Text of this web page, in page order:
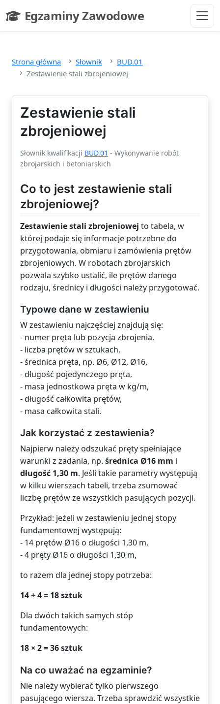
Egzaminy Zawodowe
- strona główna
Strona główna Słownik
BUD.01
Zestawienie stali zbrojeniowej
Zestawienie stali
zbrojeniowej
Słownik kwalifikacji BUD.01 - Wykonywanie robót
zbrojarskich i betoniarskich
Co to jest zestawienie stali
zbrojeniowej?
Zestawienie stali zbrojeniowej to tabela, w
której podaje się informacje potrzebne do
przygotowania, obmiaru i zamówienia prętów
zbrojeniowych. W robotach zbrojarskich
pozwala szybko ustalić, ile prętów danego
rodzaju, średnicy i długości należy przygotować.
Typowe dane w zestawieniu
W zestawieniu najczęściej znajdują się:
- numer pręta lub pozycja zbrojenia,
- liczba prętów w sztukach,
- średnica pręta, np. Ø6, Ø12, Ø16,
- długość pojedynczego pręta,
- masa jednostkowa pręta w kg/m,
- długość całkowita prętów,
- masa całkowita stali.
Jak korzystać z zestawienia?
Najpierw należy odszukać pręty spełniające
warunki z zadania, np. średnica Ø16 mm i
długość 1,30 m. Jeśli takie parametry występują
w kilku wierszach tabeli, trzeba zsumować
liczbę prętów ze wszystkich pasujących pozycji.
Przykład: jeżeli w zestawieniu jednej stopy
fundamentowej występują:
- 14 prętów Ø16 o długości 1,30 m,
- 4 pręty Ø16 o długości 1,30 m,
to razem dla jednej stopy potrzeba:
14 + 4 = 18 sztuk
Dla dwóch takich samych stóp
fundamentowych:
18 × 2 = 36 sztuk
Na co uważać na egzaminie?
Nie należy wybierać tylko pierwszego
pasującego wiersza. Trzeba sprawdzić wszystkie